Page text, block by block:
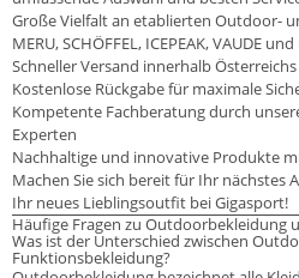
Große Vielfalt an etablierten Outdoor-
MERU, SCHÖFFEL, ICEPEAK, VAUDE
Schneller Versand innerhalb
Kostenlose Rückgabe für maximale
Kompetente Fachberatung durch
Experten
Nachhaltige und innovative Produkte
Machen Sie sich bereit für Ihr nächstes
Ihr neues Lieblingsoutfit bei Gigasport!
Häufige Fragen zu Outdoorbekleidung
Was ist der Unterschied zwischen
Funktionsbekleidung?